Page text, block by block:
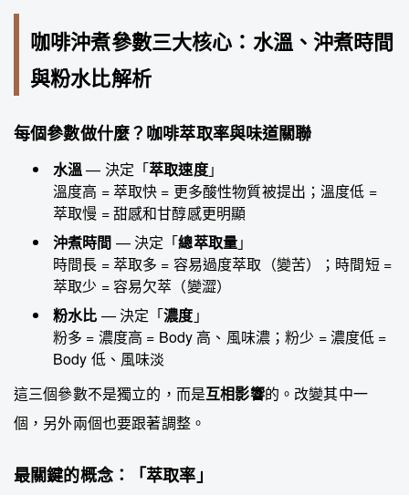
咖啡沖煮參數三大核心：水溫、沖煮時間
與粉水比解析
每個參數做什麼？咖啡萃取率與味道關聯
水溫— 決定「萃取速度」
溫度高 = 萃取快 = 更多酸性物質被提出；溫度低 =
萃取慢 = 甜感和甘醇感更明顯
沖煮時間 — 決定「總萃取量」
時間長 = 萃取多 = 容易過度萃取（變苦）；時間短 =
萃取少 = 容易欠萃（變澀）
粉水比 — 決定「濃度 」
粉多 = 濃度高 = Body 高、風味濃；粉少 = 濃度低 =
Body 低、風味淡
這三個參數不是獨立的，而是互相影響的。改變其中一
個，另外兩個也要跟著調整。
最關鍵的概念：「萃取率」